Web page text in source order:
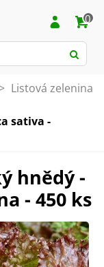
0
> Listová zelenina
sativa -
hnědý -
- 450 ks